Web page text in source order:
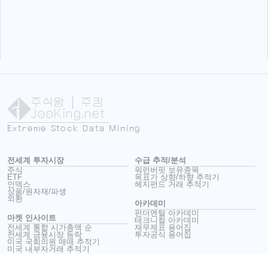
주식왕 | 주킹
JooKing.net
Extreme Stock Data Mining
전세계 투자시장
주식
ETF
인덱스
상품/원자재/파생
외환
마켓 인사이트
전세계 통합 시가총액 순
전세계 금융시장 등락
미국 국회의원 매매 추적기
미국 내부자거래 추적기
수급 추적/분석
워런버핏 보유종목
목표가 상향/하향 추적기
헤지펀드 거래 추적기
아카데미
펀더멘털 아카데미
테크니컬 아카데미
재무제표 용어집
투자공식 용어집